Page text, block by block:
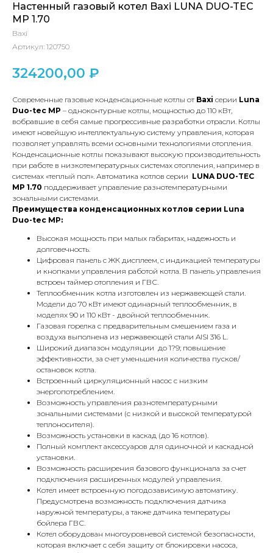
Настенный газовый котел Baxi LUNA DUO-TEC
MP 1.70
Baxi
Артикул: 120750
324200,00 ₽
Современные газовые конденсационные котлы от Baxi серии Luna
Duo-tec MP – одноконтурные котлы, мощностью до 110 кВт,
вобравшие в себя самые прогрессивные разработки отрасли. Котлы
имеют новейшую интеллектуальную систему управления, которая
позволяет управлять всеми основными технологиями отопления.
Конденсационные котлы показывают высокую производительность
при работе в низкотемпературных системах отопления, например в
системах «теплый пол». Автоматика котлов серии LUNA DUO-TEC
MP 1.70 поддерживает управление разнотемпературными
зональными системами.
Преимущества конденсационных котлов серии Luna
Duo-tec MP:
Высокая мощность при малых габаритах, надежность и
долговечность.
Цифровая панель с ЖК дисплеем, с индикацией температуры
и кнопками управления работой котла. В панель управления
встроен таймер отопления и ГВС.
Теплообменник котла изготовлен из нержавеющей стали.
Модели до 70 кВт имеют одинарный теплообменник, в
моделях 90 и 110 кВт - двойной теплообменник.
Газовая горелка с предварительным смешением газа и
воздуха выполнена из нержавеющей стали AISI 316 L.
Широкий диапазон модуляции до 1?9; повышение
эффективности, за счет уменьшения количества пусков/
остановок котла.
Встроенный циркуляционный насос с низким
энергопотреблением.
Возможность управления разнотемпературными
зональными системами (с низкой и высокой температурой
теплоносителя).
Возможность установки в каскад (до 16 котлов).
Полный комплект аксессуаров для одиночной и каскадной
установки.
Возможность расширения базового функционала за счет
подключения расширенных модулей управления.
Котел имеет встроенную погодозависимую автоматику.
Предусмотрена возможность подключения датчика
наружной температуры, а также датчика температуры
бойлера ГВС.
Котел оборудован многоуровневой системой безопасности,
которая включает с себя защиту от блокировки насоса,